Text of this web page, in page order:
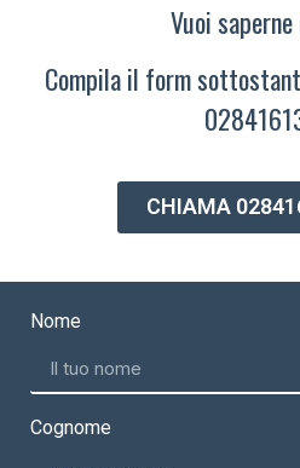
Vuoi
Compila il form
CHIAMA
Nome
Cognome